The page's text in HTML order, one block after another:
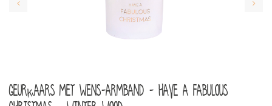
Geurkaars met wens-armband - Have a fabulous